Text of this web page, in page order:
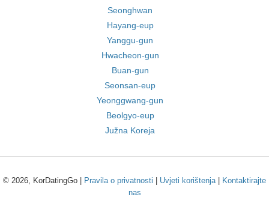
Seonghwan
Hayang-eup
Yanggu-gun
Hwacheon-gun
Buan-gun
Seonsan-eup
Yeonggwang-gun
Beolgyo-eup
Južna Koreja
© 2026, KorDatingGo | Pravila o privatnosti Uvjeti korištenja|
Kontaktirajte
nas